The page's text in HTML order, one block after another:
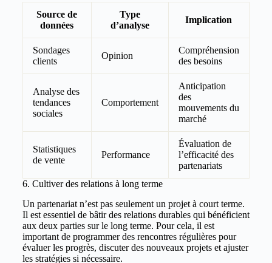
Source de
données
Type
d’analyse
Implication
Sondages
clients
Opinion
Compréhension
des besoins
Analyse des
tendances
sociales
Comportement
Anticipation
des
mouvements du
marché
Statistiques
de vente
Performance
Évaluation de
l’efficacité des
partenariats
6. Cultiver des relations à long terme
Un partenariat n’est pas seulement un projet à court terme.
Il est essentiel de bâtir des relations durables qui bénéficient
aux deux parties sur le long terme. Pour cela, il est
important de programmer des rencontres régulières pour
évaluer les progrès, discuter des nouveaux projets et ajuster
les stratégies si nécessaire.